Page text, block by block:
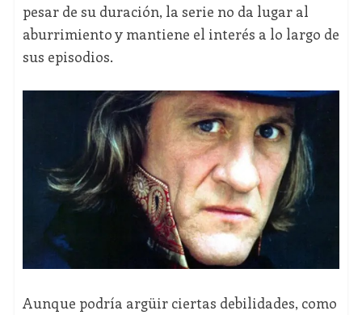
pesar de su duración, la serie no da lugar al
aburrimiento y mantiene el interés a lo largo de
sus episodios.
Aunque podría argüir ciertas debilidades, como